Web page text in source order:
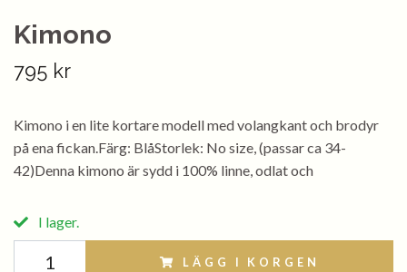
Kimono
795 kr
Kimono i en lite kortare modell med volangkant och brodyr
på ena fickan.Färg: BlåStorlek: No size, (passar ca 34-
42)Denna kimono är sydd i 100% linne, odlat och
I lager.
LÄGG I KORGEN